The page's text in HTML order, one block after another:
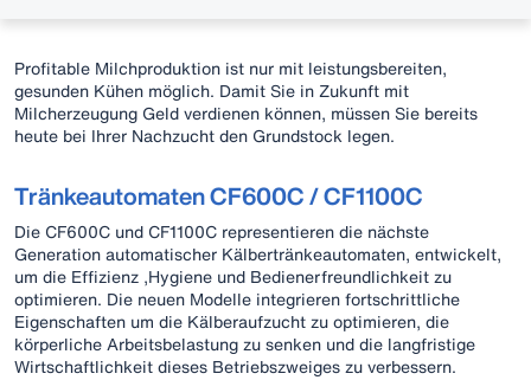
Profitable Milchproduktion ist nur mit leistungsbereiten,
gesunden Kühen möglich. Damit Sie in Zukunft mit
Milcherzeugung Geld verdienen können, müssen Sie bereits
heute bei Ihrer Nachzucht den Grundstock legen.
Tränkeautomaten CF600C / CF1100C
Die CF600C und CF1100C representieren die nächste
Generation automatischer Kälbertränkeautomaten, entwickelt,
um die Effizienz ,Hygiene und Bedienerfreundlichkeit zu
optimieren. Die neuen Modelle integrieren fortschrittliche
Eigenschaften um die Kälberaufzucht zu optimieren, die
körperliche Arbeitsbelastung zu senken und die langfristige
Wirtschaftlichkeit dieses Betriebszweiges zu verbessern.